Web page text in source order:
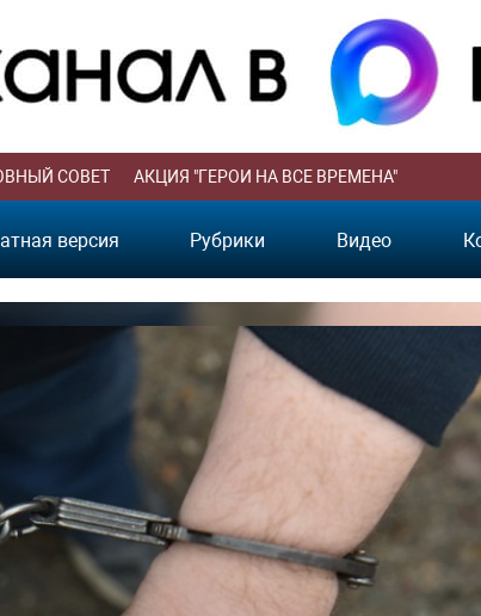
СОВЕТ АКЦИЯ "ГЕРОИ НА ВСЕ ВРЕМЕНА"
версия Рубрики Видео